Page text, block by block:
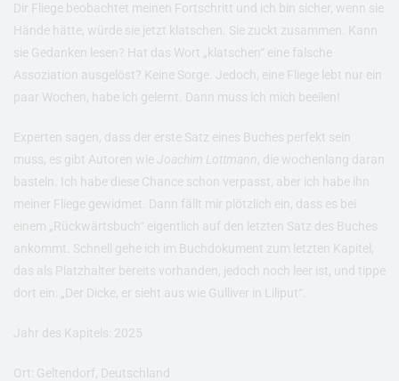
Dir Fliege beobachtet meinen Fortschritt und ich bin sicher, wenn sie
Hände hätte, würde sie jetzt klatschen. Sie zuckt zusammen. Kann
sie Gedanken lesen? Hat das Wort „klatschen“ eine falsche
Assoziation ausgelöst? Keine Sorge. Jedoch, eine Fliege lebt nur ein
paar Wochen, habe ich gelernt. Dann muss ich mich beeilen!
Experten sagen, dass der erste Satz eines Buches perfekt sein
muss, es gibt Autoren wieJoachim Lottmann, die wochenlang daran
basteln. Ich habe diese Chance schon verpasst, aber ich habe ihn
meiner Fliege gewidmet. Dann fällt mir plötzlich ein, dass es bei
einem „Rückwärtsbuch“ eigentlich auf den letzten Satz des Buches
ankommt. Schnell gehe ich im Buchdokument zum letzten Kapitel,
das als Platzhalter bereits vorhanden, jedoch noch leer ist, und tippe
dort ein: „Der Dicke, er sieht aus wie Gulliver in Liliput“.
Jahr des Kapitels: 2025
Ort: Geltendorf, Deutschland